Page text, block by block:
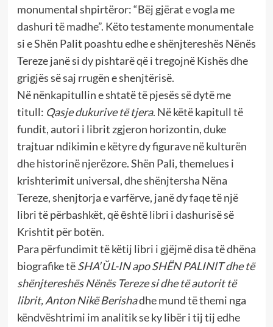
monumental shpirtëror: “Bëj gjërat e vogla me
dashuri të madhe”. Këto testamente monumentale
si e Shën Palit poashtu edhe e shënjtereshës Nënës
Tereze janë si dy pishtarë që i tregojnë Kishës dhe
grigjës së saj rrugën e shenjtërisë.
Në nënkapitullin e shtatë të pjesës së dytë me
titull: Qasje dukurive të tjera. Në këtë kapitull të
fundit, autori i librit zgjeron horizontin, duke
trajtuar ndikimin e këtyre dy figurave në kulturën
dhe historinë njerëzore. Shën Pali, themelues i
krishterimit universal, dhe shënjtersha Nëna
Tereze, shenjtorja e varfërve, janë dy faqe të një
libri të përbashkët, që ēshtë libri i dashurisë së
Krishtit për botën.
Para përfundimit të këtij libri i gjëjmë disa të dhëna
biografike tëSHA’ ŬL-IN apo SHËN PALINlT dhe të
shënjtereshës Nënës Tereze si dhe të autorit të
librit, Anton Nikë Berishadhe mund të themi nga
këndvështrimi im analitik se ky libër i tij tij edhe